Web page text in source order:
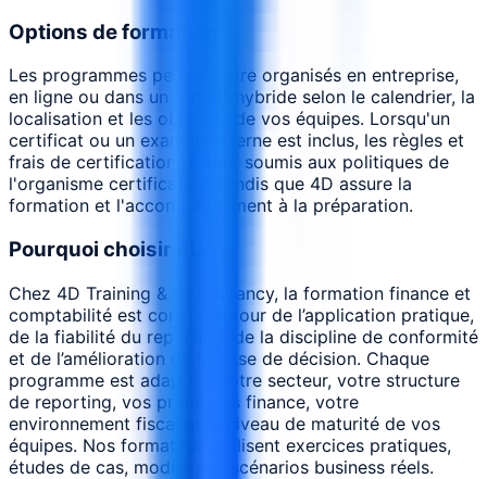
Options de formation
Les programmes peuvent être organisés en entreprise,
en ligne ou dans un format hybride selon le calendrier, la
localisation et les objectifs de vos équipes. Lorsqu'un
certificat ou un examen externe est inclus, les règles et
frais de certification restent soumis aux politiques de
l'organisme certificateur, tandis que 4D assure la
formation et l'accompagnement à la préparation.
Pourquoi choisir 4D
Chez 4D Training & Consultancy, la formation finance et
comptabilité est conçue autour de l’application pratique,
de la fiabilité du reporting, de la discipline de conformité
et de l’amélioration de la prise de décision. Chaque
programme est adapté à votre secteur, votre structure
de reporting, vos processus finance, votre
environnement fiscal et le niveau de maturité de vos
équipes. Nos formateurs utilisent exercices pratiques,
études de cas, modèles et scénarios business réels.